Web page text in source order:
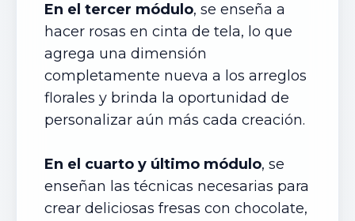
En el tercer módulo, se enseña a
hacer rosas en cinta de tela, lo que
agrega una dimensión
completamente nueva a los arreglos
florales y brinda la oportunidad de
personalizar aún más cada creación.
En el cuarto y último módulo, se
enseñan las técnicas necesarias para
crear deliciosas fresas con chocolate,